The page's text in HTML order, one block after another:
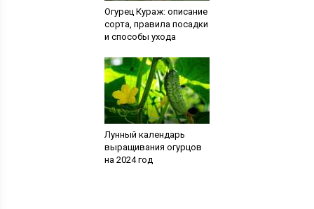
Огурец Кураж: описание
сорта, правила посадки
и способы ухода
Лунный календарь
выращивания огурцов
на 2024 год